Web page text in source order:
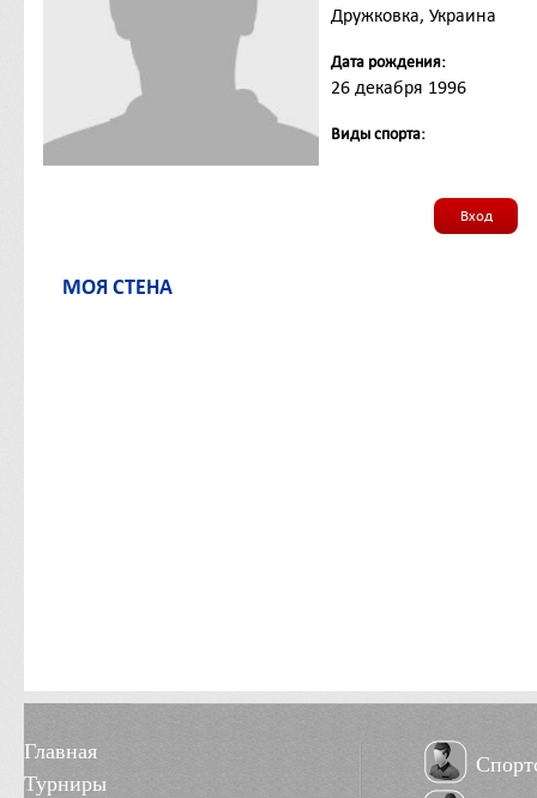
Дружковка, Украина
Дата рождения:
26 декабря 1996
Виды спорта:
Вход
МОЯ СТЕНА
Главная
Турниры